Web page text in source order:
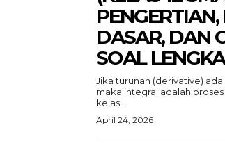
DASAR, DAN
SOAL
Jika turunan (derivative)
maka integral adalah
kelas...
April 24, 2026